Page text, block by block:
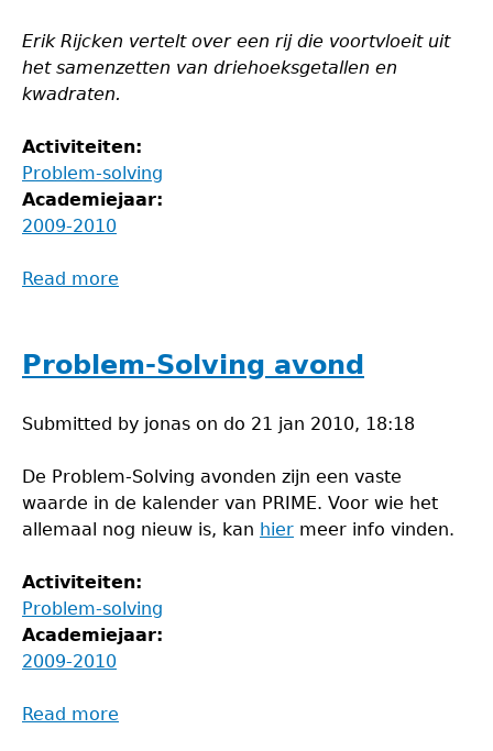
Erik Rijcken vertelt over een rij die voortvloeit uit
het samenzetten van driehoeksgetallen en
kwadraten.
Activiteiten:
Problem-solving
Academiejaar:
2009-2010
Read more
avond
Problem-Solving avond
Submitted by jonas on do 21 jan 2010, 18:18
De Problem-Solving avonden zijn een vaste
waarde in de kalender van PRIME. Voor wie het
allemaal nog nieuw is, kan hier meer info vinden.
Activiteiten:
Problem-solving
Academiejaar:
2009-2010
Read more